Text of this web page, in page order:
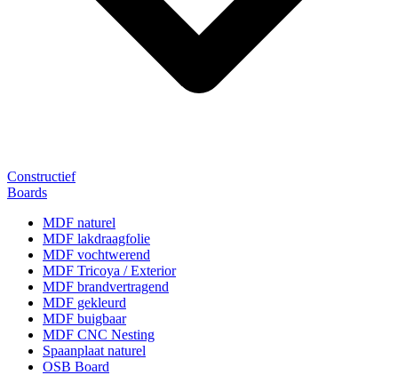
Constructief
Boards
MDF naturel
MDF lakdraagfolie
MDF vochtwerend
MDF Tricoya / Exterior
MDF brandvertragend
MDF gekleurd
MDF buigbaar
MDF CNC Nesting
Spaanplaat naturel
OSB Board